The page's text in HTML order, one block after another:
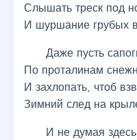
Слышать треск под
И шуршание грубых
Даже пусть
По проталинам
И захлопать, чтоб
Зимний след на
И не думая